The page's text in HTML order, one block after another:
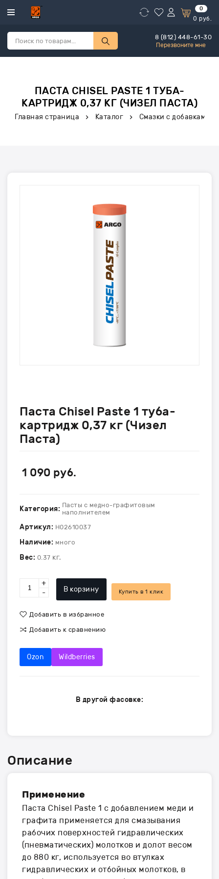
0
0 руб.
8 (812) 448-61-30
Перезвоните мне
ПАСТА CHISEL PASTE 1 ТУБА-
КАРТРИДЖ 0,37 КГ (ЧИЗЕЛ ПАСТА)
Главная страница Каталог Смазки с добавками
Паста Chisel Paste 1 туба-
картридж 0,37 кг (Чизел
Паста)
1 090 руб.
Категория: Пасты с медно-графитовым
наполнителем
Артикул: H02610037
Наличие: много
Вес: 0.37 кг.
+
-
В корзину Купить в 1 клик
Добавить в избранное
Добавить к сравнению
Ozon Wildberries
В другой фасовке:
Описание
Применение
Паста Chisel Paste 1 с добавлением меди и
графита применяется для смазывания
рабочих поверхностей гидравлических
(пневматических) молотков и долот весом
до 880 кг, используется во втулках
гидравлических и отбойных молотков, в